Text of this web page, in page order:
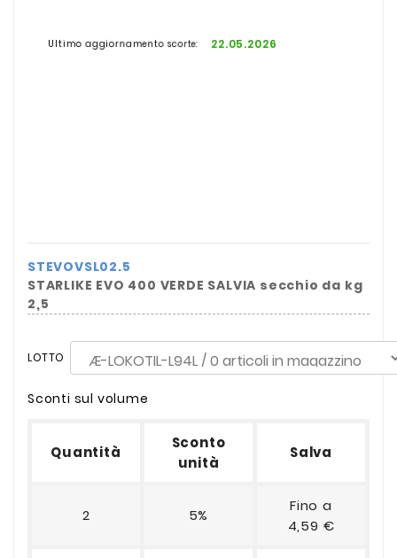
Ultimo aggiornamento scorte: 22.05.2026
STEVOVSL02.5
STARLIKE EVO 400 VERDE SALVIA secchio da kg
2,5
LOTTO
Sconti sul volume
Quantità
Sconto
unità
Salva
2 5%
Fino a
4,59 €